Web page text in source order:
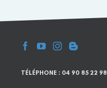
TÉLÉPHONE : 04 90 85 22 98